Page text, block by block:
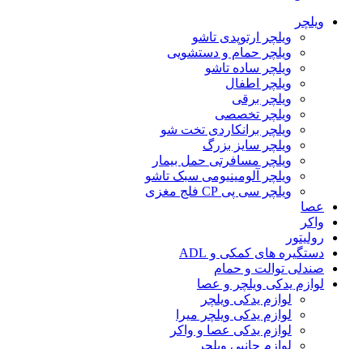
ویلچر
ویلچر ارتوپدی تاشو
ویلچر حمام و دستشویی
ویلچر ساده تاشو
ویلچر اطفال
ویلچر برقی
ویلچر تخصصی
ویلچر برانکاردی تخت شو
ویلچر سایز بزرگ
ویلچر مسافرتی حمل بیمار
ویلچر آلومینیومی سبک تاشو
ویلچر سی پی CP فلج مغزی
عصا
واکر
رولیتور
دستگیره های کمکی و ADL
صندلی توالت و حمام
لوازم یدکی ویلچر و عصا
لوازم یدکی ویلچر
لوازم یدکی ویلچر میرا
لوازم یدکی عصا و واکر
لوازم جانبی ویلچر